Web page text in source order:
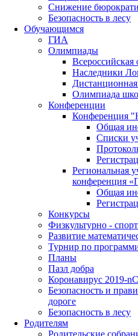
Снижение
Безопасность в лесу
Обучающимся
ГИА
Олимпиады
Наследники
Олимпиада
Конференции
Конференция
Общая
Списки
Региональная
конференция
Общая
Конкурсы
Физкультурно -
Развитие
Турнир по
Планы
Пазл добра
Коронавирус 2019-
Безопасность и
дороге
Безопасность в лесу
Родителям
Родительские